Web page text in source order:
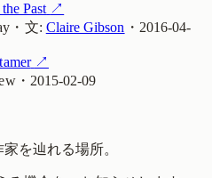
Past ↗
・ 文: Claire Gibson ・ 2016-04-
↗
・ 2015-02-09
を辿れる場所。